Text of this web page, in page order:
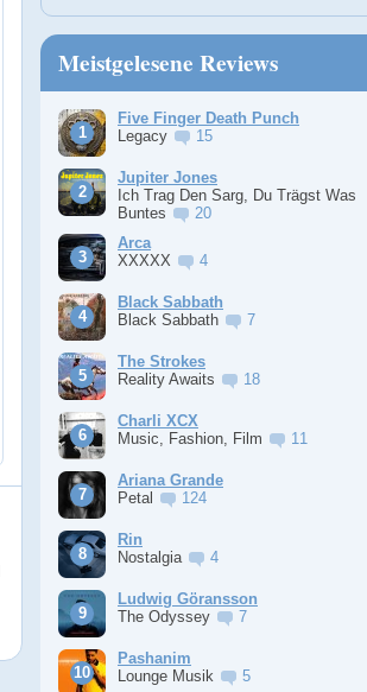
Meistgelesene Reviews
Five Finger Death Punch
Legacy
15
Jupiter Jones
Ich Trag Den Sarg, Du Trägst Was
Buntes
20
Arca
XXXXX
4
Black Sabbath
Black Sabbath
7
The Strokes
Reality Awaits
18
Charli XCX
Music, Fashion, Film
11
Ariana Grande
Petal
124
Rin
Nostalgia
4
Ludwig Göransson
The Odyssey
7
Pashanim
Lounge Musik
5